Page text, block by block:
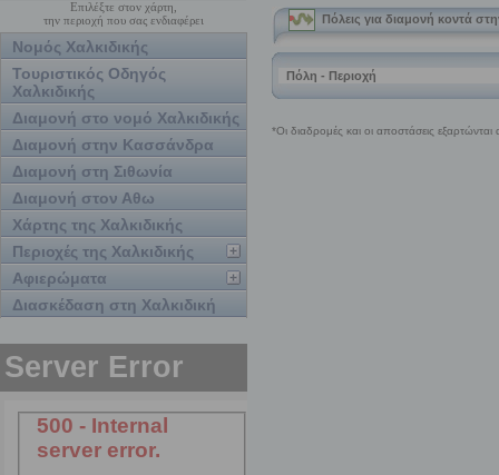
Επιλέξτε στον χάρτη,
την περιοχή που σας ενδιαφέρει
Νομός Χαλκιδικής
Τουριστικός Οδηγός
Χαλκιδικής
Διαμονή στο νομό Χαλκιδικής
Διαμονή στην Κασσάνδρα
Διαμονή στη Σιθωνία
Διαμονή στον Αθω
Χάρτης της Χαλκιδικής
Περιοχές της Χαλκιδικής
Αφιερώματα
Διασκέδαση στη Χαλκιδική